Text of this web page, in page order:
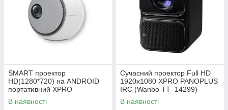
SMART проектор
HD(1280*720) на ANDROID
портативний XPRO
PANOPLUS KOLO(4000
lumen) із зовнішнім
В наявності
Сучасний проектор Full HD
1920x1080 XPRO PANOPLUS
IRC (Wanbo TT_14299)
В наявності